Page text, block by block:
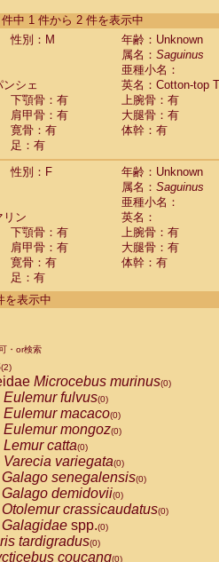
labiatus(0)
leucopus (0)
nigricollis (1)
oedipus
weddelli
spp.
trivirgatus
albifrons
capucinus
nigrivittatus
spp.(0)
boliviensis
sciureus
caraya
fusca
seniculus
belzebuth
geoffroyi
paniscus(0)
spp. (0)
lagothricha
lagothricha cana
Cacajao calvus rubicundus
Callicebus cupreus
Callicebus donacophilus
Callicebus moloch
Callicebus torquatus(0)
Callicebusspp.
Chiropotes satanas
Pithecia monachus
中 1 件から 2 件を表示中
性別：M
年齢：Unknown
属名： Saguinus
亜種小名：
シェ
英名：Cotton-top
下顎骨：有 上腕骨：有
肩甲骨：有 大腿骨：有
寛骨：有
体幹：有
足：有
性別：F
年齢：Unknown
属名： Saguinus
亜種小名：
リン
英名：
下顎骨：有 上腕骨：有
肩甲骨：有 大腿骨：有
寛骨：有
体幹：有
足：有
を表示中
・or検索
(2)
Microcebus murinus(0)
Eulemur fulvus(0)
Eulemur macaco(0)
Eulemur mongoz(0)
Lemur catta(0)
Varecia variegata(0)
Galago senegalensis(0)
Galago demidovii(0)
Otolemur crassicaudatus(0)
Galagidae spp.(0)
tardigradus(0)
coucang(0)